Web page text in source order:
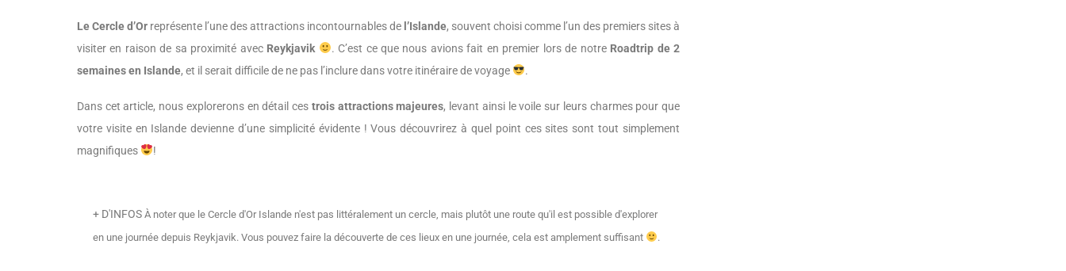
Le Cercle d’Or représente l’une des attractions incontournables de l’Islande, souvent choisi comme l’un des premiers sites à
visiter en raison de sa proximité avec Reykjavik . C’est ce que nous avions fait en premier lors de notre Roadtrip de 2
semaines en Islande, et il serait difficile de ne pas l’inclure dans votre itinéraire de voyage .
Dans cet article, nous explorerons en détail ces trois attractions majeures, levant ainsi le voile sur leurs charmes pour que
votre visite en Islande devienne d’une simplicité évidente ! Vous découvrirez à quel point ces sites sont tout simplement
magnifiques
!
+ D'INFOS À noter que le Cercle d'Or Islande n'est pas littéralement un cercle, mais plutôt une route qu'il est possible d'explorer
en une journée depuis Reykjavik. Vous pouvez faire la découverte de ces lieux en une journée, cela est amplement suffisant
.